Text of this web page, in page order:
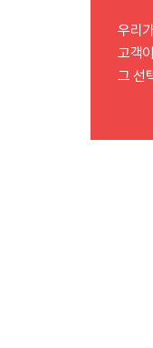
우리
고객
그 선